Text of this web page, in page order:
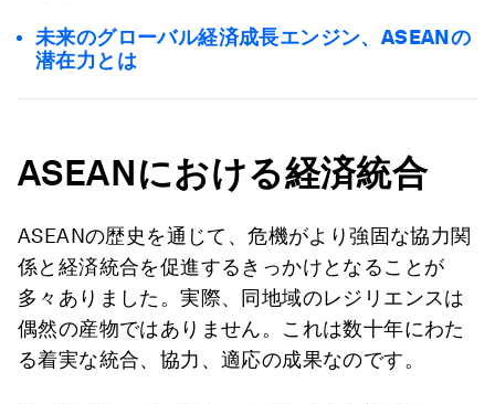
未来のグローバル経済成長エンジン、ASEANの
潜在力とは
ASEANにおける経済統合
ASEANの歴史を通じて、危機がより強固な協力関
係と経済統合を促進するきっかけとなることが
多々ありました。実際、同地域のレジリエンスは
偶然の産物ではありません。これは数十年にわた
る着実な統合、協力、適応の成果なのです。